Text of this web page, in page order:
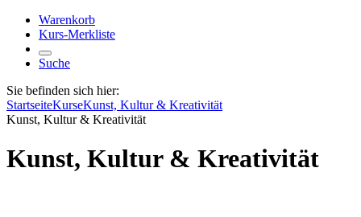
Warenkorb
Kurs-Merkliste
Suche
Sie befinden sich hier:
StartseiteKurseKunst, Kultur & Kreativität
Kunst, Kultur & Kreativität
Kunst, Kultur & Kreativität